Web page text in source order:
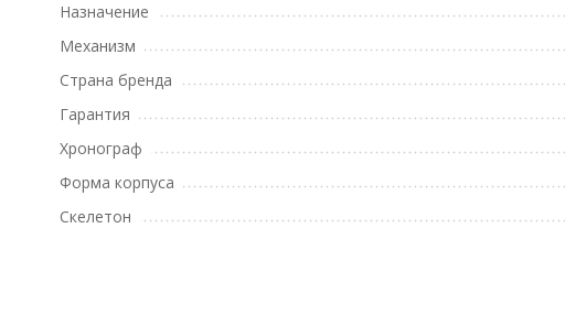
Назначение
Механизм
Страна бренда
Гарантия
Хронограф
Форма корпуса
Скелетон